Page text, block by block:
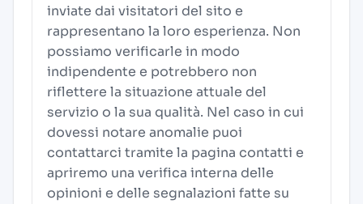
inviate dai visitatori del sito e
rappresentano la loro esperienza. Non
possiamo verificarle in modo
indipendente e potrebbero non
riflettere la situazione attuale del
servizio o la sua qualità. Nel caso in cui
dovessi notare anomalie puoi
contattarci tramite la pagina contatti e
apriremo una verifica interna delle
opinioni e delle segnalazioni fatte su